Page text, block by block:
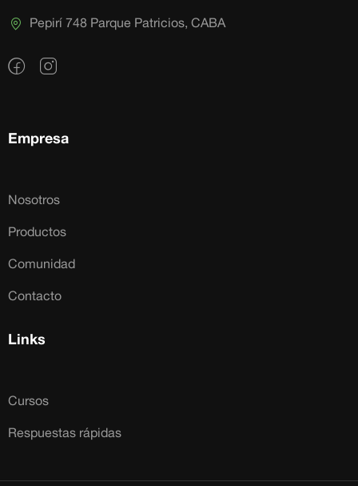
Pepirí 748 Parque Patricios, CABA
Empresa
Nosotros
Productos
Comunidad
Contacto
Links
Cursos
Respuestas rápidas